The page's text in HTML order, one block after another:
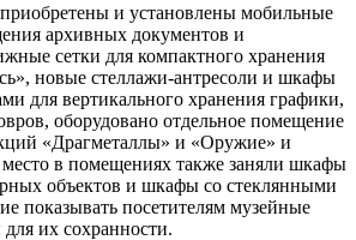
и установлены мобильные
архивных документов и
сетки для компактного хранения
новые стеллажи-антресоли и шкафы
для вертикального хранения графики,
оборудовано отдельное помещение
«Драгметаллы» и «Оружие» и
в помещениях также заняли шкафы
объектов и шкафы со стеклянными
показывать посетителям музейные
их сохранности.